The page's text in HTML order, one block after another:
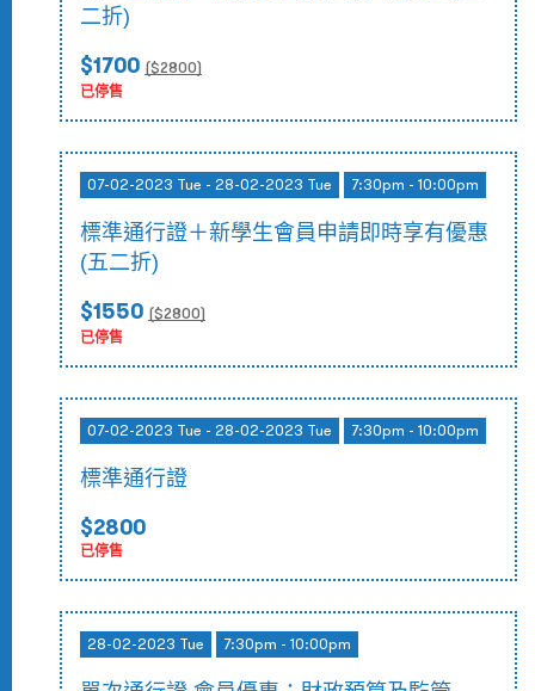
二折)
$1700 ($2800)
已停售
07-02-2023 Tue - 28-02-2023 Tue 7:30pm - 10:00pm
標準通行證＋新學生會員申請即時享有優惠
(五二折)
$1550 ($2800)
已停售
07-02-2023 Tue - 28-02-2023 Tue 7:30pm - 10:00pm
標準通行證
$2800
已停售
28-02-2023 Tue 7:30pm - 10:00pm